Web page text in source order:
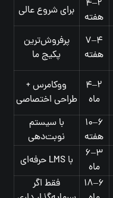
۲–۴
هفته
برای شروع عالی
۴–۷
هفته
پرفروش‌ترین
پکیج ما
۲–۴
ماه
ووکامرس +
طراحی اختصاصی
۶–۱۰
هفته
با سیستم
نوبت‌دهی
۳–۶
ماه
با LMS حرفه‌ای
۶–۱۸
فقط اگر